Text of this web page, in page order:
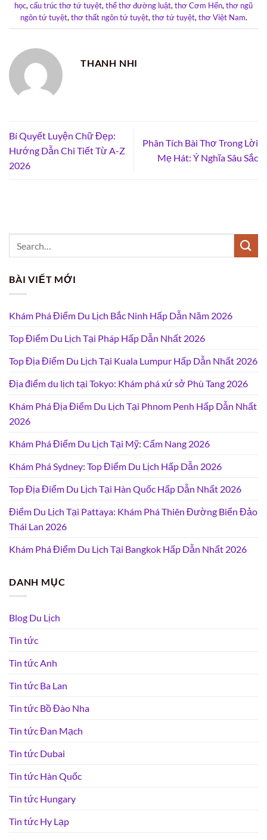
học, cấu trúc thơ tứ tuyệt, thể thơ đường luật, thơ Cơm Hến, thơ ngũ
ngôn tứ tuyệt, thơ thất ngôn tứ tuyệt, thơ tứ tuyệt, thơ Việt Nam.
THANH NHI
Bí Quyết Luyện Chữ Đẹp:
Hướng Dẫn Chi Tiết Từ A-Z
2026
Phân Tích Bài Thơ Trong Lời
Mẹ Hát: Ý Nghĩa Sâu Sắc
BÀI VIẾT MỚI
Khám Phá Điểm Du Lịch Bắc Ninh Hấp Dẫn Năm 2026
Top Điểm Du Lịch Tại Pháp Hấp Dẫn Nhất 2026
Top Địa Điểm Du Lịch Tại Kuala Lumpur Hấp Dẫn Nhất 2026
Địa điểm du lịch tại Tokyo: Khám phá xứ sở Phù Tang 2026
Khám Phá Địa Điểm Du Lịch Tại Phnom Penh Hấp Dẫn Nhất
2026
Khám Phá Điểm Du Lịch Tại Mỹ: Cẩm Nang 2026
Khám Phá Sydney: Top Điểm Du Lịch Hấp Dẫn 2026
Top Địa Điểm Du Lịch Tại Hàn Quốc Hấp Dẫn Nhất 2026
Điểm Du Lịch Tại Pattaya: Khám Phá Thiên Đường Biển Đảo
Thái Lan 2026
Khám Phá Điểm Du Lịch Tại Bangkok Hấp Dẫn Nhất 2026
DANH MỤC
Blog Du Lịch
Tin tức
Tin tức Anh
Tin tức Ba Lan
Tin tức Bồ Đào Nha
Tin tức Đan Mạch
Tin tức Dubai
Tin tức Hàn Quốc
Tin tức Hungary
Tin tức Hy Lạp